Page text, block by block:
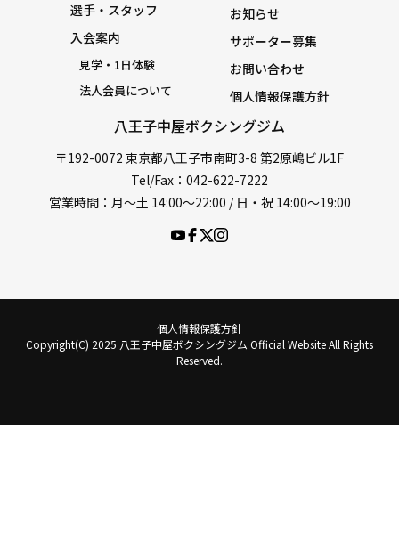
八王子中屋ボクシングジム
〒192-0072 東京都八王子市南町3-8 第2原嶋ビル1F
Tel/Fax：042-622-7222
営業時間：月〜土 14:00〜22:00 / 日・祝 14:00〜19:00
選手・スタッフ
入会案内
見学・1日体験
法人会員について
お知らせ
サポーター募集
お問い合わせ
個人情報保護方針
個人情報保護方針
Copyright(C) 2025 八王子中屋ボクシングジム Official Website All Rights
Reserved.